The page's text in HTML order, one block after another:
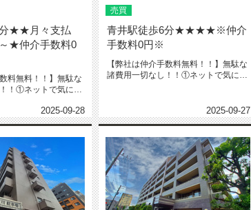
★★月々支払
★仲介手数料0
料無料！！】無駄な
！①ネットで気にな
2025-09-28
売買
青井駅徒歩6分★★★★※仲介
手数料0円※
【弊社は仲介手数料無料！！】無駄な
諸費用一切なし！！①ネットで気にな
2025-09-27